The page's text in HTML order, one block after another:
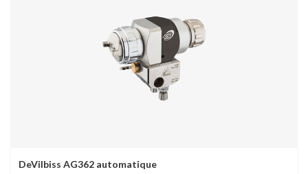
DeVilbiss AG362 automatique